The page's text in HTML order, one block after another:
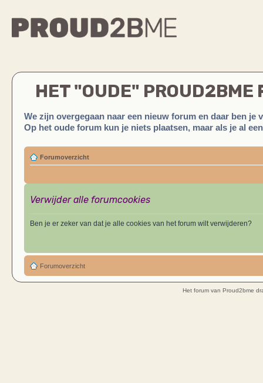
HET "OUDE" PROUD2BME
We zijn overgegaan naar een nieuw forum en daar ben je
Op het oude forum kun je niets plaatsen, maar als je al
Forumoverzicht
Verwijder alle forumcookies
Ben je er zeker van dat je alle cookies van het forum wilt verwijderen?
Forumoverzicht
Het forum van Proud2bme